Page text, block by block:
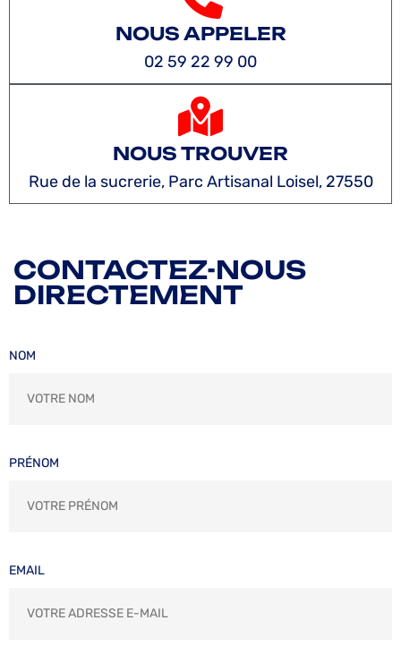
NOUS APPELER
02 59 22 99 00
NOUS TROUVER
Rue de la sucrerie, Parc Artisanal Loisel, 27550
CONTACTEZ-NOUS
DIRECTEMENT
NOM
PRÉNOM
EMAIL